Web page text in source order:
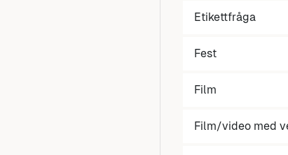
Etikettfråga
Fest
Film
Film/video med